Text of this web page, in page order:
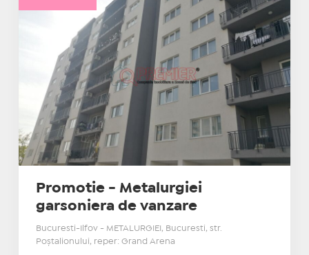
Promotie - Metalurgiei
garsoniera de vanzare
Bucuresti-Ilfov - METALURGIEI, Bucuresti, str.
Poştalionului, reper: Grand Arena